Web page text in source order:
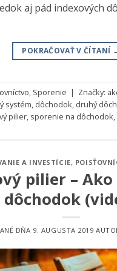
aj pád indexových
POKRAČOVAŤ V ČÍTANÍ
, Sporenie | Značky:
systém, dôchodok, druhý
pilier, sporenie na dôchodok,
A INVESTÍCIE,
pilier –
dôchodok
DŇA 9. AUGUSTA 2019